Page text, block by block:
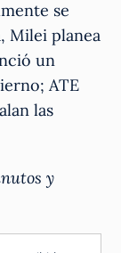
se
Milei planea
un
ATE
las
y